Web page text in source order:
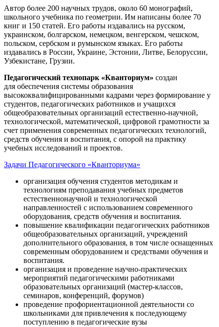
Автор более 200 научных трудов, около 60 монографий,
школьного учебника по геометрии. Им написаны более 70
книг и 150 статей. Его работы издавались на русском,
украинском, болгарском, немецком, венгерском, чешском,
польском, сербском и румынском языках. Его работы
издавались в России, Украине, Эстонии, Литве, Белоруссии,
Узбекистане, Грузии.
Педагогический технопарк «Кванториум» создан
для обеспечения системы образования
высококвалифицированными кадрами через формирование у
студентов, педагогических работников и учащихся
общеобразовательных организаций естественно-научной,
технологической, математической, цифровой грамотности за
счет применения современных педагогических технологий,
средств обучения и воспитания, с опорой на практику
учебных исследований и проектов.
Задачи Педагогического «Кванториума»
организация обучения студентов методикам и
технологиям преподавания учебных предметов
естественнонаучной и технологической
направленностей с использованием современного
оборудования, средств обучения и воспитания.
повышение квалификации педагогических работников
общеобразовательных организаций, учреждений
дополнительного образования, в том числе оснащенных
современным оборудованием и средствами обучения и
воспитания.
организация и проведение научно-практических
мероприятий педагогическими работниками
образовательных организаций (мастер-классов,
семинаров, конференций, форумов)
проведение профориентационной деятельности со
школьниками для привлечения к последующему
поступлению в педагогические вузы